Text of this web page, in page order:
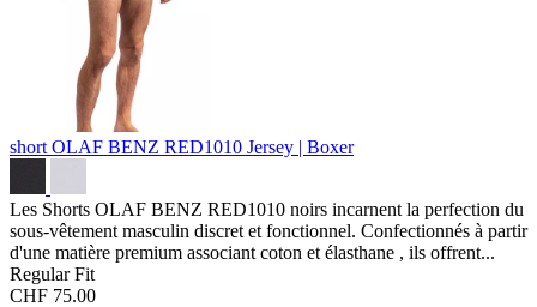
short OLAF BENZ RED1010 Jersey | Boxer
Les Shorts OLAF BENZ RED1010 noirs incarnent la perfection du
sous-vêtement masculin discret et fonctionnel. Confectionnés à partir
d'une matière premium associant coton et élasthane , ils offrent...
Regular Fit
CHF 75.00